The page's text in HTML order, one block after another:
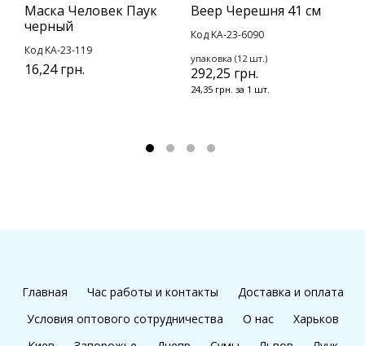
Маска Человек Паук
черный
Код KA-23-119
16,24 грн.
Веер Черешня 41 см
Код KA-23-6090
упаковка (12 шт.)
292,25 грн.
24,35 грн. за 1 шт.
Главная Час работы и контакты
Доставка и оплата
Условия оптового сотрудничества
О нас
Харьков